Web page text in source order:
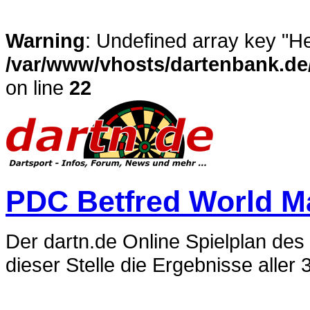
Warning: Undefined array key
/var/www/vhosts/
on line 22
PDC Betfred World
Der dartn.de Online Spielplan
dieser Stelle die Ergebnisse aller